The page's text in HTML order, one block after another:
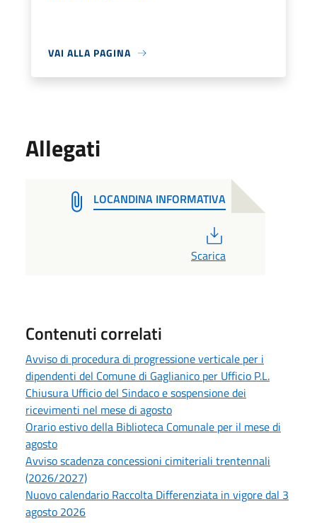
VAI ALLA PAGINA
Allegati
LOCANDINA INFORMATIVA
Scarica
Contenuti correlati
Avviso di procedura di progressione verticale per i
dipendenti del Comune di Gaglianico per Ufficio P.L.
Chiusura Ufficio del Sindaco e sospensione dei
ricevimenti nel mese di agosto
Orario estivo della Biblioteca Comunale per il mese di
agosto
Avviso scadenza concessioni cimiteriali trentennali
(2026/2027)
Nuovo calendario Raccolta Differenziata in vigore dal 3
agosto 2026